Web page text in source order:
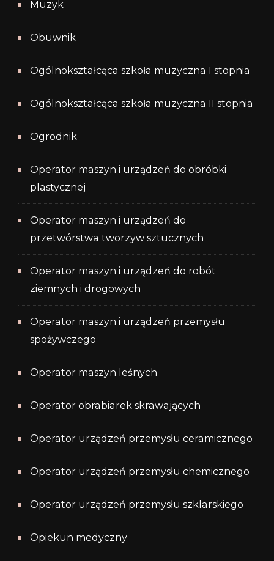
Muzyk
Obuwnik
Ogólnokształcąca szkoła muzyczna I stopnia
Ogólnokształcąca szkoła muzyczna II stopnia
Ogrodnik
Operator maszyn i urządzeń do obróbki
plastycznej
Operator maszyn i urządzeń do
przetwórstwa tworzyw sztucznych
Operator maszyn i urządzeń do robót
ziemnych i drogowych
Operator maszyn i urządzeń przemysłu
spożywczego
Operator maszyn leśnych
Operator obrabiarek skrawających
Operator urządzeń przemysłu ceramicznego
Operator urządzeń przemysłu chemicznego
Operator urządzeń przemysłu szklarskiego
Opiekun medyczny